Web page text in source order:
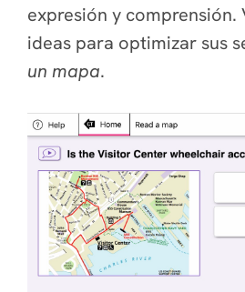
expresión y comprensión.
ideas para optimizar sus
un mapa.